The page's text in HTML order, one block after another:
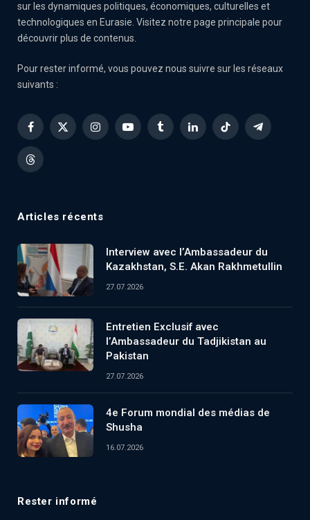
sur les dynamiques politiques, économiques, culturelles et
technologiques en Eurasie. Visitez notre page principale pour
découvrir plus de contenus.
Pour rester informé, vous pouvez nous suivre sur les réseaux
suivants :
Facebook
X
InstagramYouTubeTumblrLinkedInTikTok Telegram
Threads
Articles récents
Interview avec l’Ambassadeur du
Kazakhstan, S.E. Akan Rakhmetullin
27.07.2026
Entretien Exclusif avec
l’Ambassadeur du Tadjikistan au
Pakistan
27.07.2026
4e Forum mondial des médias de
Shusha
16.07.2026
Rester informé